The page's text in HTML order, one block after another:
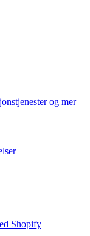
og mer
Shopify